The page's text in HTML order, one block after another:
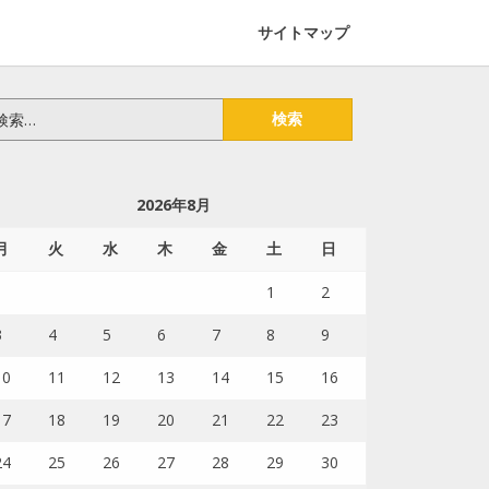
サイトマップ
2026年8月
火 水 木 金 土 日
1 2
4 5 6 7 8 9
11 12 13 14 15 16
18 19 20 21 22 23
25 26 27 28 29 30